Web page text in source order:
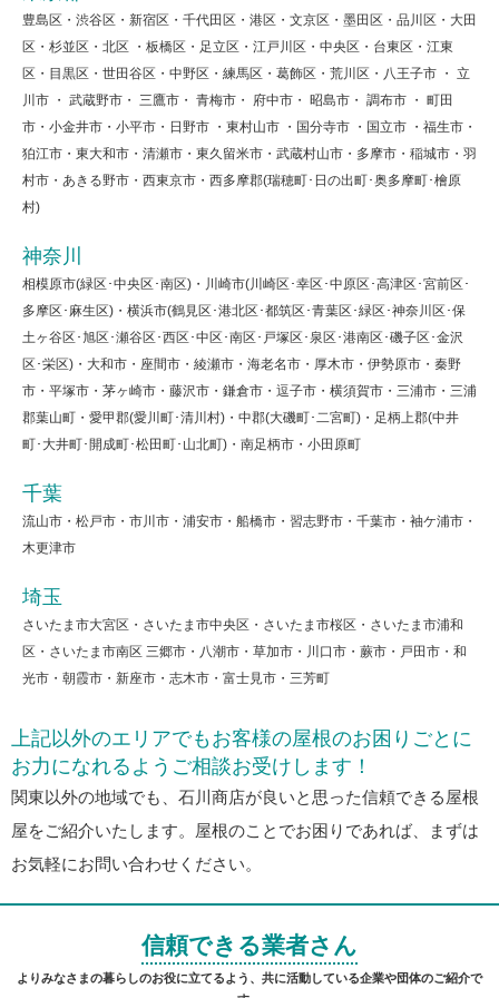
豊島区・渋谷区・新宿区・千代田区・港区・文京区・墨田区・品川区・大田
区・杉並区・北区 ・板橋区・足立区・江戸川区・中央区・台東区・江東
区・目黒区・世田谷区・中野区・練馬区・葛飾区・荒川区・八王子市 ・ 立
川市 ・ 武蔵野市・ 三鷹市・ 青梅市・ 府中市・ 昭島市・ 調布市 ・ 町田
市・小金井市・小平市・日野市 ・東村山市 ・国分寺市 ・国立市 ・福生市・
狛江市・東大和市・清瀬市・東久留米市・武蔵村山市・多摩市・稲城市・羽
村市・あきる野市・西東京市・西多摩郡(瑞穂町･日の出町･奥多摩町･檜原
村)
神奈川
相模原市(緑区･中央区･南区)・川崎市(川崎区･幸区･中原区･高津区･宮前区･
多摩区･麻生区)・横浜市(鶴見区･港北区･都筑区･青葉区･緑区･神奈川区･保
土ヶ谷区･旭区･瀬谷区･西区･中区･南区･戸塚区･泉区･港南区･磯子区･金沢
区･栄区)・大和市・座間市・綾瀬市・海老名市・厚木市・伊勢原市・秦野
市・平塚市・茅ヶ崎市・藤沢市・鎌倉市・逗子市・横須賀市・三浦市・三浦
郡葉山町・愛甲郡(愛川町･清川村)・中郡(大磯町･二宮町)・足柄上郡(中井
町･大井町･開成町･松田町･山北町)・南足柄市・小田原町
千葉
流山市・松戸市・市川市・浦安市・船橋市・習志野市・千葉市・袖ケ浦市・
木更津市
埼玉
さいたま市大宮区・さいたま市中央区・さいたま市桜区・さいたま市浦和
区・さいたま市南区 三郷市・八潮市・草加市・川口市・蕨市・戸田市・和
光市・朝霞市・新座市・志木市・富士見市・三芳町
上記以外のエリアでもお客様の屋根のお困りごとに
お力になれるようご相談お受けします！
関東以外の地域でも、石川商店が良いと思った信頼できる屋根
屋をご紹介いたします。屋根のことでお困りであれば、まずは
お気軽にお問い合わせください。
信頼できる業者さん
よりみなさまの暮らしのお役に立てるよう、共に活動している企業や団体のご紹介で